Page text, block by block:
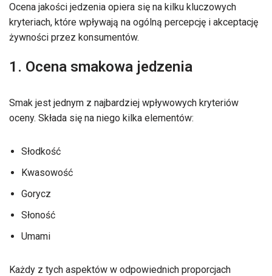
Ocena jakości jedzenia opiera się na kilku kluczowych
kryteriach, które wpływają na ogólną percepcję i akceptację
żywności przez konsumentów.
1. Ocena smakowa jedzenia
Smak jest jednym z najbardziej wpływowych kryteriów
oceny. Składa się na niego kilka elementów:
Słodkość
Kwasowość
Gorycz
Słoność
Umami
Każdy z tych aspektów w odpowiednich proporcjach